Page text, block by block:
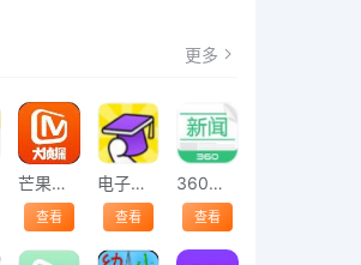
更多
芒果视频
查看
电子课本网
查看
360新闻
查看